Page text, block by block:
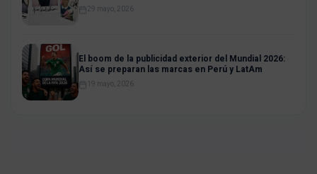
29 mayo, 2026
El boom de la publicidad exterior del Mundial 2026:
Así se preparan las marcas en Perú y LatAm
19 mayo, 2026